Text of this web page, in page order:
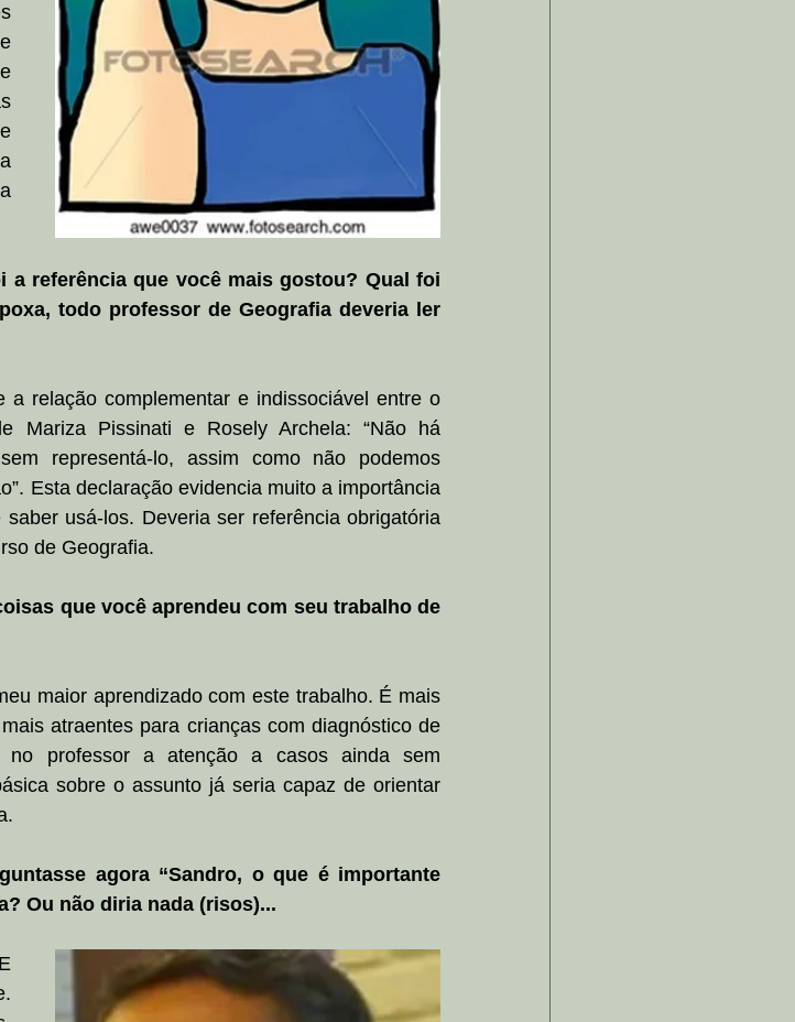
referência que você mais gostou? Qual foi
todo professor de Geografia deveria ler
relação complementar e indissociável entre o
Mariza Pissinati e Rosely Archela: “Não há
representá-lo, assim como não podemos
Esta declaração evidencia muito a importância
usá-los. Deveria ser referência obrigatória
de Geografia.
que você aprendeu com seu trabalho de
maior aprendizado com este trabalho. É mais
atraentes para crianças com diagnóstico de
professor a atenção a casos ainda sem
sobre o assunto já seria capaz de orientar
agora “Sandro, o que é importante
Ou não diria nada (risos)...